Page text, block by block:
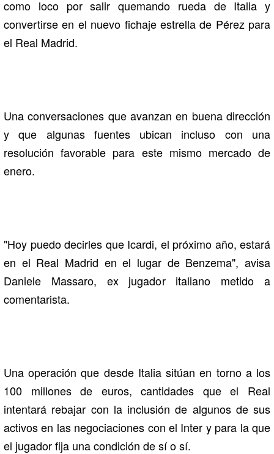
como loco por salir quemando rueda de Italia y
convertirse en el nuevo fichaje estrella de Pérez para
el Real Madrid.
Una conversaciones que avanzan en buena dirección
y que algunas fuentes ubican incluso con una
resolución favorable para este mismo mercado de
enero.
"Hoy puedo decirles que Icardi, el próximo año, estará
en el Real Madrid en el lugar de Benzema", avisa
Daniele Massaro, ex jugador italiano metido a
comentarista.
Una operación que desde Italia sitúan en torno a los
100 millones de euros, cantidades que el Real
intentará rebajar con la inclusión de algunos de sus
activos en las negociaciones con el Inter y para la que
el jugador fija una condición de sí o sí.